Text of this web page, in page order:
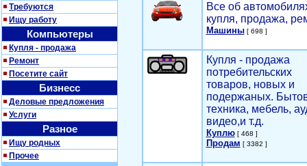
Требуются
Ищу работу
Компьютеры
Купля - продажа
Ремонт
Посетите сайт
Бизнесс
Деловые предложения
Услуги
Разное
Ищу родных
Прочее
Все об
купля, продажа,
Машины[ 698 ]
Купля - продажа
потребительских
товаров, новых и
подержаных.
техника, мебель,
видео,и т.д.
Куплю[ 468 ]
Продам [ 3382 ]